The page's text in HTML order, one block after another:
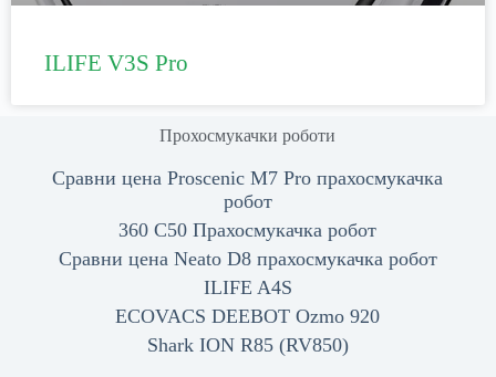
ILIFE V3S Pro
Прохосмукачки роботи
Сравни цена Proscenic M7 Pro прахосмукачка
робот
360 C50 Прахосмукачка робот
Сравни цена Neato D8 прахосмукачка робот
ILIFE A4S
ECOVACS DEEBOT Ozmo 920
Shark ION R85 (RV850)